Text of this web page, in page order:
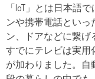
「IoT」とは日本語
ンや携帯電話とい
ン、ドアなどに繋げ
すでにテレビは実用
が加わりました。